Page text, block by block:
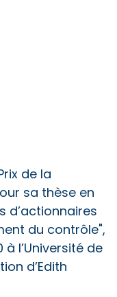
de la
sa thèse en
d’actionnaires
du contrôle",
à l’Université de
d’Edith